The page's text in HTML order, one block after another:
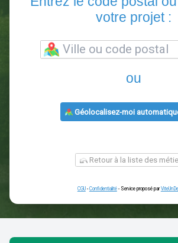
2 3
Entrez le code
ou